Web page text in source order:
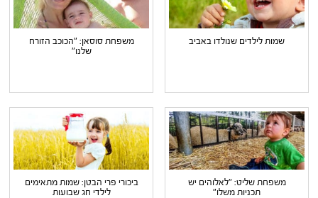
שמות לילדים שנולדו באביב
משפחת סוסאן: "הכוכב הזורח
שלנו"
משפחת שליט: "לאלוהים יש
תכניות משלו"
ביכורי פרי הבטן: שמות מתאימים
לילדי חג שבועות